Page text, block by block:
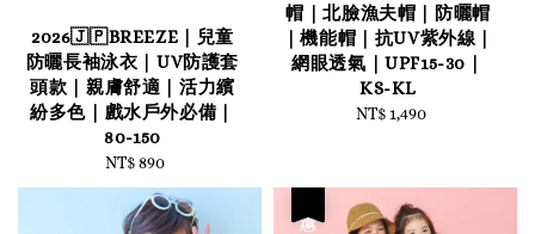
2026🇯🇵BREEZE｜兒童
防曬長袖泳衣｜UV防護套
頭款｜親膚舒適｜活力繽
紛多色｜戲水戶外必備｜
80-150
Regular
price
NT$ 890
帽｜北臉漁夫帽｜防曬帽
｜機能帽｜抗UV紫外線｜
網眼透氣｜UPF15-30｜
KS-KL
Regular
NT$ 1,490